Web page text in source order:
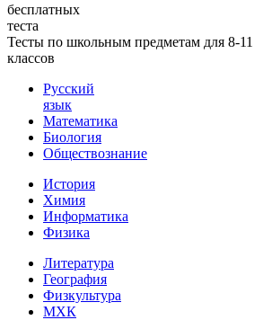
бесплатных
теста
Тесты по школьным предметам для 8-11
классов
Русский
язык
Математика
Биология
Обществознание
История
Химия
Информатика
Физика
Литература
География
Физкультура
МХК